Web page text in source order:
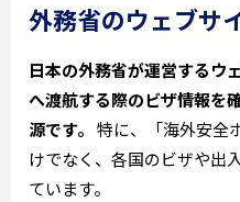
外務省のウェブサ
日本の外務省が運営するウ
へ渡航する際のビザ情報を
源です。 特に、「海外安全
けでなく、各国のビザや出
ています。